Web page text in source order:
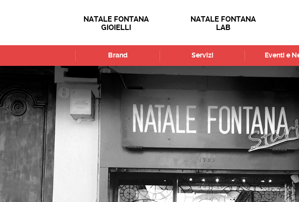
NATALE FONTANA
GIOIELLI
NATALE FONTANA
LAB
Brand Servizi Eventi e